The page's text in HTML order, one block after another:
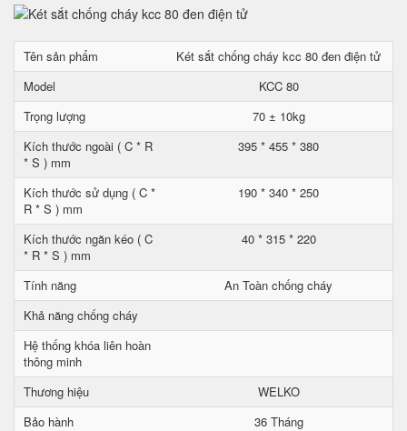
Tên sản phẩm
Két sắt chống cháy kcc 80 đen điện tử
Model
KCC 80
Trọng lượng
70 ± 10kg
Kích thước ngoài ( C * R
* S ) mm
395 * 455 * 380
Kích thước sử dụng ( C *
R * S ) mm
190 * 340 * 250
Kích thước ngăn kéo ( C
* R * S ) mm
40 * 315 * 220
Tính năng
An Toàn chống cháy
Khả năng chống cháy
Hệ thống khóa liên hoàn
thông minh
Thương hiệu
WELKO
Bảo hành
36 Tháng